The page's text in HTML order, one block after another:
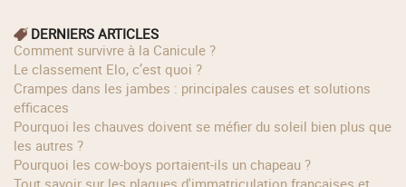
DERNIERS ARTICLES
Comment survivre à la Canicule ?
Le classement Elo, c’est quoi ?
Crampes dans les jambes : principales causes et solutions
efficaces
Pourquoi les chauves doivent se méfier du soleil bien plus que
les autres ?
Pourquoi les cow‑boys portaient‑ils un chapeau ?
Tout savoir sur les plaques d'immatriculation françaises et